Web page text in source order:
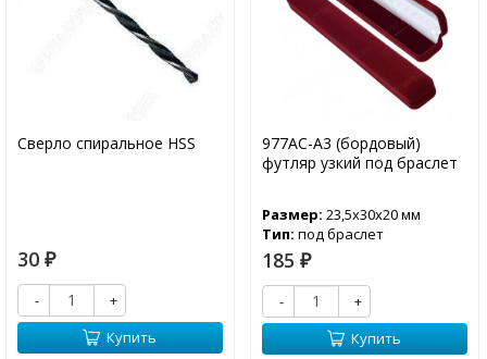
Сверло спиральное HSS
30 ₽
-
+
Купить
977АС-А3 (бордовый)
футляр узкий под браслет
Размер: 23,5х30х20 мм
Тип: под браслет
185 ₽
-
+
Купить